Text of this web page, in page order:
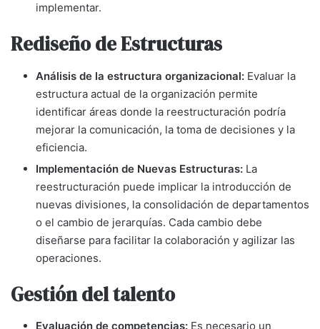
implementar.
Rediseño de Estructuras
Análisis de la estructura organizacional: Evaluar la
estructura actual de la organización permite
identificar áreas donde la reestructuración podría
mejorar la comunicación, la toma de decisiones y la
eficiencia.
Implementación de Nuevas Estructuras: La
reestructuración puede implicar la introducción de
nuevas divisiones, la consolidación de departamentos
o el cambio de jerarquías. Cada cambio debe
diseñarse para facilitar la colaboración y agilizar las
operaciones.
Gestión del talento
Evaluación de competencias: Es necesario un